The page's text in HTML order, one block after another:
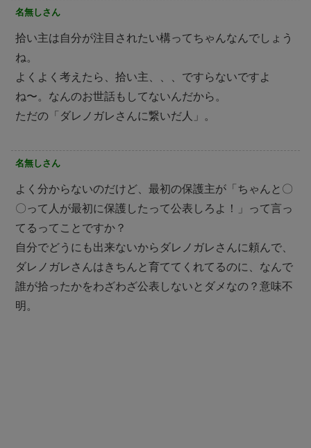
名無しさん
拾い主は自分が注目されたい構ってちゃんなんでしょう
ね。
よくよく考えたら、拾い主、、、ですらないですよ
ね〜。なんのお世話もしてないんだから。
ただの「ダレノガレさんに繋いだ人」。
名無しさん
よく分からないのだけど、最初の保護主が「ちゃんと〇
〇って人が最初に保護したって公表しろよ！」って言っ
てるってことですか？
自分でどうにも出来ないからダレノガレさんに頼んで、
ダレノガレさんはきちんと育ててくれてるのに、なんで
誰が拾ったかをわざわざ公表しないとダメなの？意味不
明。